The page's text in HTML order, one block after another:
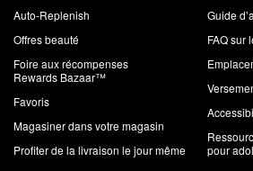
Auto-Replenish
Offres beauté
Foire aux récompenses
Rewards Bazaar™
Favoris
Magasiner dans votre magasin
Profiter de la livraison le jour même
Guide
FAQ sur
pour